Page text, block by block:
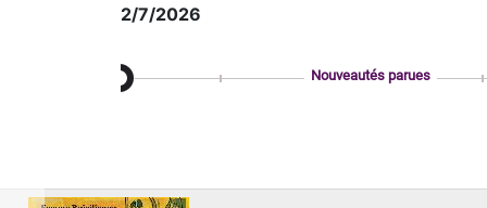
2/7/2026
Nouveautés parues